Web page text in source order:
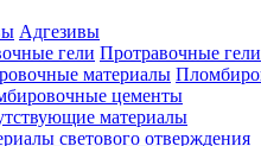
Адгезивы
Протравочные гели
цементы
материалы
светового отверждения